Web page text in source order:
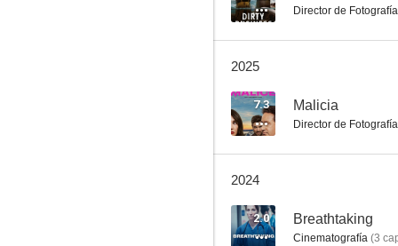
Director de Fotografía
2025
7.3 Malicia
Director de Fotografía
2024
2.0 Breathtaking
Cinematografía (3